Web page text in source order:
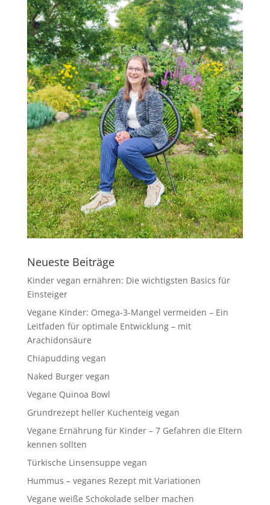
Neueste Beiträge
Kinder vegan ernähren: Die wichtigsten Basics für
Einsteiger
Vegane Kinder: Omega-3-Mangel vermeiden – Ein
Leitfaden für optimale Entwicklung – mit
Arachidonsäure
Chiapudding vegan
Naked Burger vegan
Vegane Quinoa Bowl
Grundrezept heller Kuchenteig vegan
Vegane Ernährung für Kinder – 7 Gefahren die Eltern
kennen sollten
Türkische Linsensuppe vegan
Hummus – veganes Rezept mit Variationen
Vegane weiße Schokolade selber machen